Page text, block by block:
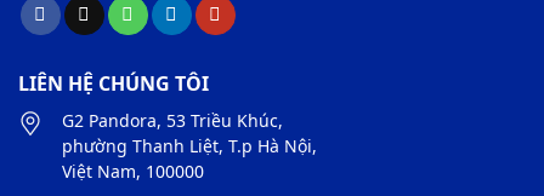
LIÊN HỆ CHÚNG TÔI
G2 Pandora, 53 Triều Khúc,
phường Thanh Liệt, T.p Hà Nội,
Việt Nam, 100000